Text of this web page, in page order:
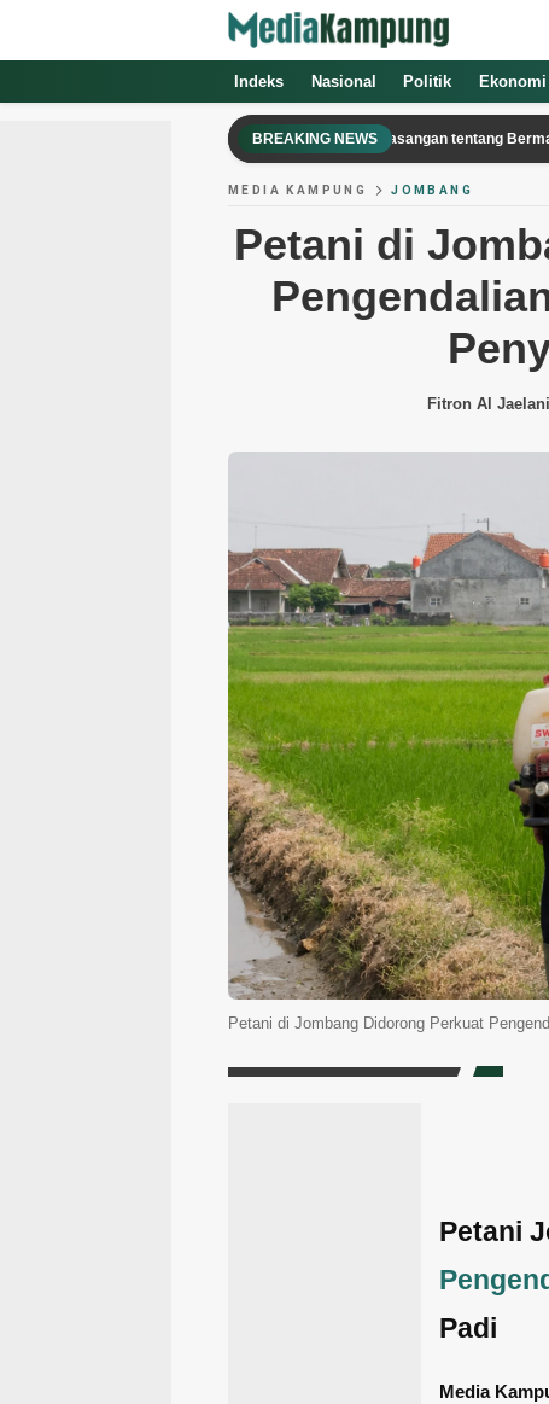
Indeks Nasional Politik Ekonomi
BREAKING NEWS
John Hodgman Memutuskan Sengketa Pasangan tentang Bermain Slay
MEDIA KAMPUNG JOMBANG
Petani di
Fitron Al Jaelani
Petani di Jombang Didorong Perkuat
Petani
Padi
Media